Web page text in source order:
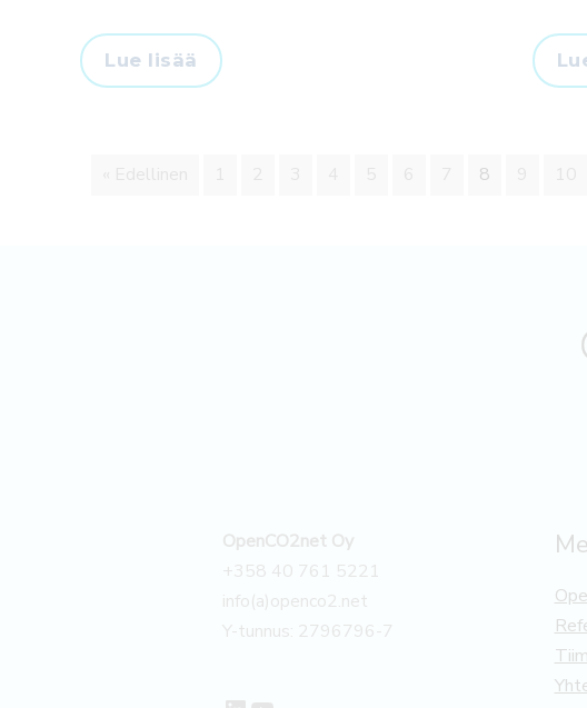
Lue lisää
8
OpenCO2net Oy
+358 40 761 5221
info(a)openco2.net
Y-tunnus: 2796796-7